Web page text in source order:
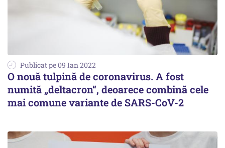
Publicat pe 09 Ian 2022
O nouă tulpină de coronavirus. A fost
numită „deltacron“, deoarece combină cele
mai comune variante de SARS-CoV-2